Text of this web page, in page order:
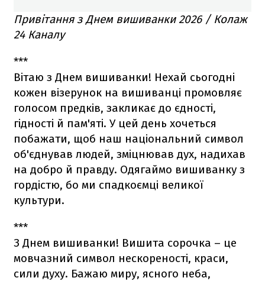
Привітання з Днем вишиванки 2026 / Колаж
24 Каналу
***
Вітаю з Днем вишиванки! Нехай сьогодні
кожен візерунок на вишиванці промовляє
голосом предків, закликає до єдності,
гідності й пам'яті. У цей день хочеться
побажати, щоб наш національний символ
об'єднував людей, зміцнював дух, надихав
на добро й правду. Одягаймо вишиванку з
гордістю, бо ми спадкоємці великої
культури.
***
З Днем вишиванки! Вишита сорочка – це
мовчазний символ нескореності, краси,
сили духу. Бажаю миру, ясного неба,